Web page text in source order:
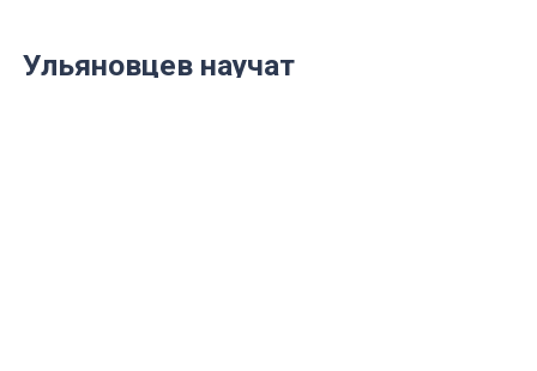
Ульяновцев научат